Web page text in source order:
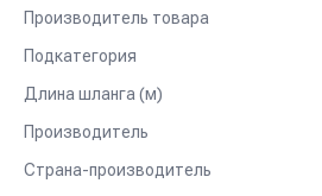
Производитель товара
Подкатегория
Длина шланга (м)
Производитель
Страна-производитель